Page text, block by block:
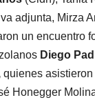
adjunta, Mirza
un encuentro
Diego
quienes
Honegger